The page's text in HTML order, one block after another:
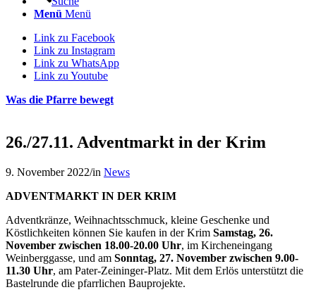
Menü Menü
Link zu Facebook
Link zu Instagram
Link zu WhatsApp
Link zu Youtube
Was die Pfarre bewegt
26./27.11. Adventmarkt in der Krim
9. November 2022/in News
ADVENTMARKT IN DER KRIM
Adventkränze, Weihnachtsschmuck, kleine Geschenke und
Köstlichkeiten können Sie kaufen in der Krim Samstag, 26.
November zwischen 18.00-20.00 Uhr, im Kircheneingang
Weinberggasse, und am Sonntag, 27. November zwischen 9.00-
11.30 Uhr, am Pater-Zeininger-Platz. Mit dem Erlös unterstützt die
Bastelrunde die pfarrlichen Bauprojekte.